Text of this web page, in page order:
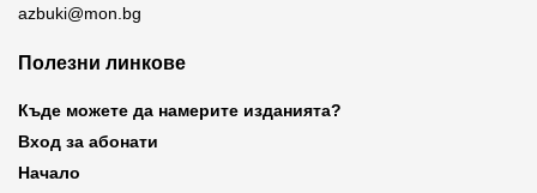
azbuki@mon.bg
Полезни линкове
Къде можете да намерите изданията?
Вход за абонати
Начало